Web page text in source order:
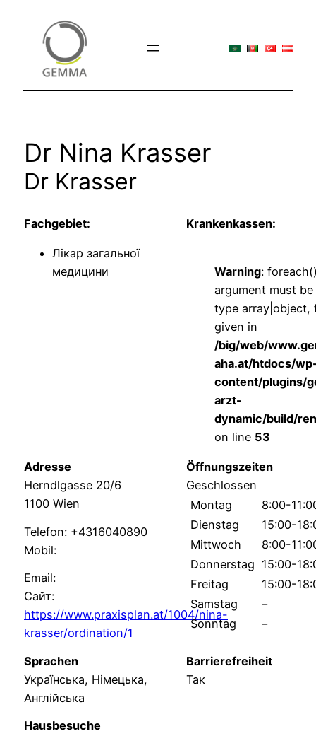
Dr Nina Krasser
Dr Krasser
Fachgebiet:
Лікар загальної
медицини
Krankenkassen:
Warning:
argument must
type array|object,
given in
/big/web/
aha.at/htdocs/
content/plugins/
arzt-
dynamic/build/
on line 53
Adresse
Herndlgasse 20/6
1100 Wien
Telefon: +4316040890
Mobil:
Email:
Сайт:
https://www.praxisplan.at/1004/nina-
krasser/ordination/1
Öffnungszeiten
Geschlossen
Montag
8:00-
Dienstag
15:00-
Mittwoch
8:00-
Donnerstag 15:00-
Freitag
15:00-
Samstag
–
Sonntag
–
Sprachen
Українська, Німецька,
Англійська
Barrierefreiheit
Так
Hausbesuche